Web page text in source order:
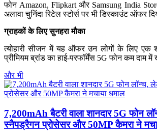
फोन Amazon, Flipkart और Samsung India
अलावा चुनिंदा रिटेल स्टोर्स पर भी डिस्काउंट ऑफर
ग्राहकों के लिए सुनहरा मौका
त्योहारी सीजन में यह ऑफर उन लोगों के लिए एक
प्रीमियम ब्रांड का हाई-परफॉर्मेंस 5G फोन कम दाम में
और भी
7,200mAh बैटरी वाला शानदार 5G फोन
स्नैपड्रैगन प्रोसेसर और 50MP कैमरा ने